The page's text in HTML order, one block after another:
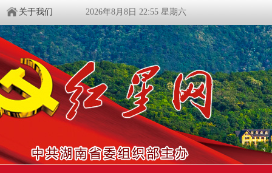
关于我们 2026年8月8日 22:55 星期六